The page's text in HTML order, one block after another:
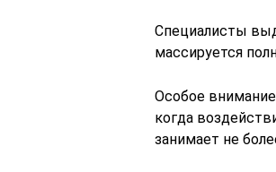
Специалисты
массируется
Особое
когда
занимает не